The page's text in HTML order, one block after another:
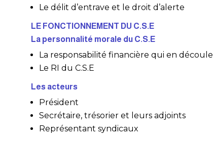
Le délit d’entrave et le droit d’alerte
LE FONCTIONNEMENT DU C.S.E
La personnalité morale du C.S.E
La responsabilité financière qui en découle
Le RI du C.S.E
Les acteurs
Président
Secrétaire, trésorier et leurs adjoints
Représentant syndicaux